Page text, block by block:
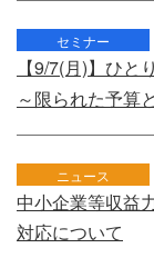
セミナー
【9/7(月)】ひ
～限られた予算
ニュース
中小企業等収益
対応について